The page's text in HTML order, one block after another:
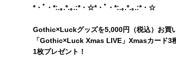
*・ﾟ・*:.｡.*.｡.:*・☆*・ﾟ・*:.｡.*.｡.:*・☆
Gothic×Luckグッズを5,000円（税込）お買
「Gothic×Luck Xmas LIVE」Xmasカード3
1枚プレゼント！